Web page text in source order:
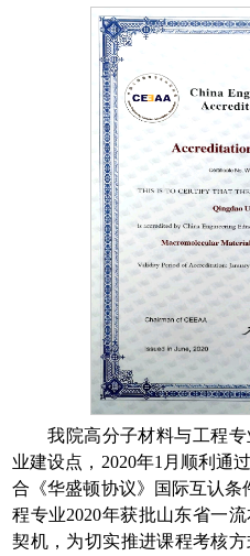
我院高分子材料与工程专
业建设点， 2020年1 月顺利通
合《华盛顿协议》国际互认条
程专业2020年获批山东省一
契机，为切实推进课程考核